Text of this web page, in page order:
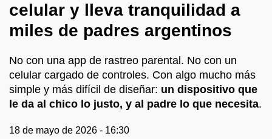
celular y lleva tranquilidad a
miles de padres argentinos
No con una app de rastreo parental. No con un
celular cargado de controles. Con algo mucho más
simple y más difícil de diseñar: un dispositivo que
le da al chico lo justo, y al padre lo que necesita.
18 de mayo de 2026 - 16:30